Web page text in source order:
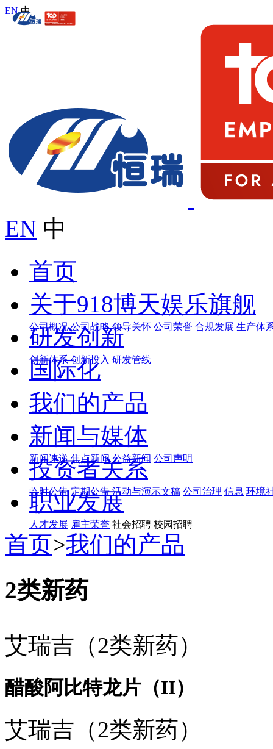
EN 中
EN 中
首页
关于918博天娱乐旗舰
公司概况 公司战略 领导关怀 公司荣誉 合规发展 生产体
研发创新
创新体系 创新投入 研发管线
国际化
我们的产品
新闻与媒体
新闻速递 焦点新闻 公益新闻 公司声明
投资者关系
临时公告 定期公告 活动与演示文稿 公司治理 信息 环境
职业发展
人才发展 雇主荣誉 社会招聘 校园招聘
首页>我们的产品
2类新药
艾瑞吉（2类新药）
醋酸阿比特龙片（II）
艾瑞吉（2类新药）